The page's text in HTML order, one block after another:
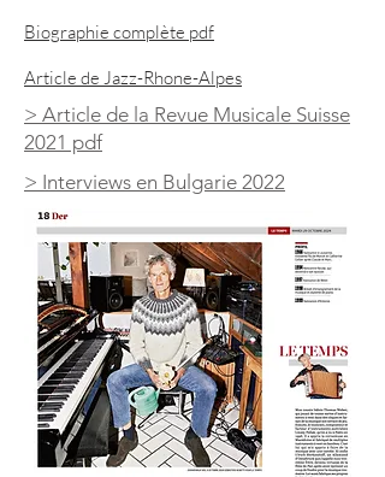
Biographie complète pdf
Article de Jazz-Rhone-Alpes
> Article de la Revue Musicale Suisse
2021 pdf
> Interviews en Bulgarie 2022